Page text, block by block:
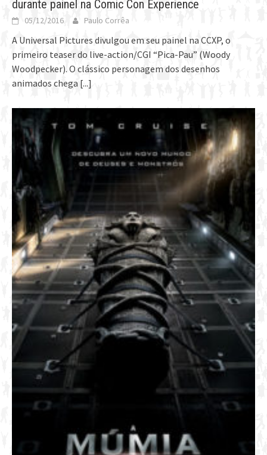
durante painel na Comic Con Experience
05/12/2016 Paulo Corrêa
A Universal Pictures divulgou em seu painel na CCXP, o
primeiro teaser do live-action/CGI “Pica-Pau” (Woody
Woodpecker). O clássico personagem dos desenhos
animados chega [...]